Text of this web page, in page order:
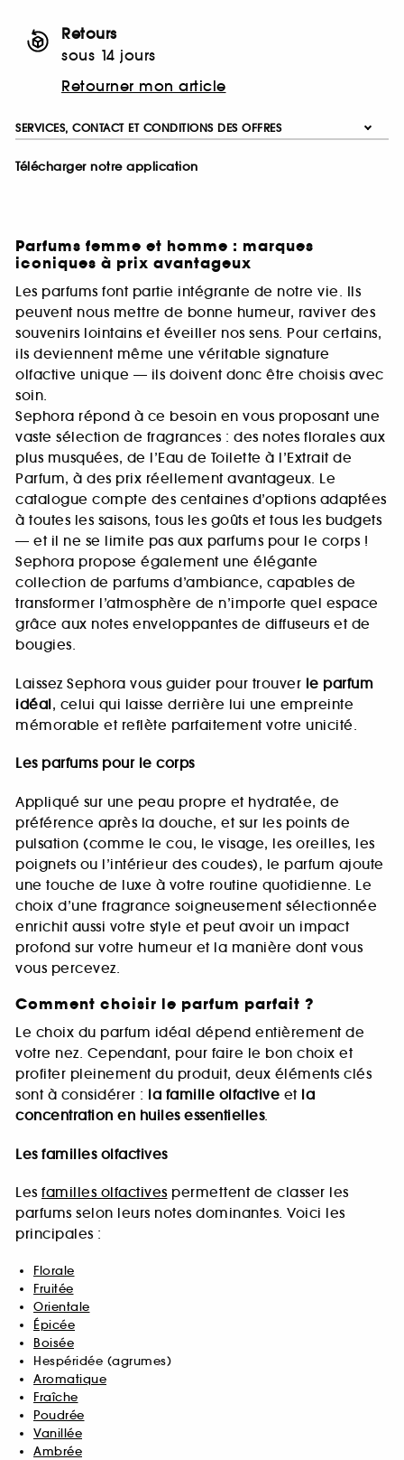
Retours
sous 14 jours
Retourner mon article
SERVICES, CONTACT ET CONDITIONS DES OFFRES
Télécharger notre application
Parfums femme et homme : marques
iconiques à prix avantageux
Les parfums font partie intégrante de notre vie. Ils
peuvent nous mettre de bonne humeur, raviver des
souvenirs lointains et éveiller nos sens. Pour certains,
ils deviennent même une véritable signature
olfactive unique — ils doivent donc être choisis avec
soin.
Sephora répond à ce besoin en vous proposant une
vaste sélection de fragrances : des notes florales aux
plus musquées, de l’Eau de Toilette à l’Extrait de
Parfum, à des prix réellement avantageux. Le
catalogue compte des centaines d’options adaptées
à toutes les saisons, tous les goûts et tous les budgets
— et il ne se limite pas aux parfums pour le corps !
Sephora propose également une élégante
collection de parfums d’ambiance, capables de
transformer l’atmosphère de n’importe quel espace
grâce aux notes enveloppantes de diffuseurs et de
bougies.
Laissez Sephora vous guider pour trouver le parfum
idéal, celui qui laisse derrière lui une empreinte
mémorable et reflète parfaitement votre unicité.
Les parfums pour le corps
Appliqué sur une peau propre et hydratée, de
préférence après la douche, et sur les points de
pulsation (comme le cou, le visage, les oreilles, les
poignets ou l’intérieur des coudes), le parfum ajoute
une touche de luxe à votre routine quotidienne. Le
choix d’une fragrance soigneusement sélectionnée
enrichit aussi votre style et peut avoir un impact
profond sur votre humeur et la manière dont vous
vous percevez.
Comment choisir le parfum parfait ?
Le choix du parfum idéal dépend entièrement de
votre nez. Cependant, pour faire le bon choix et
profiter pleinement du produit, deux éléments clés
sont à considérer : la famille olfactive et la
concentration en huiles essentielles.
Les familles olfactives
Les familles olfactives permettent de classer les
parfums selon leurs notes dominantes. Voici les
principales :
Florale
Fruitée
Orientale
Épicée
Boisée
Hespéridée (agrumes)
Aromatique
Fraîche
Poudrée
Vanillée
Ambrée